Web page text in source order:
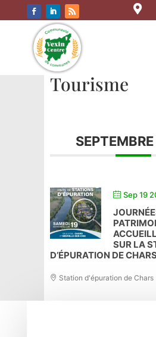

Tourisme
Sep 19
SUR LA
D’ÉPURATION DE
Station d'épuration de Chars